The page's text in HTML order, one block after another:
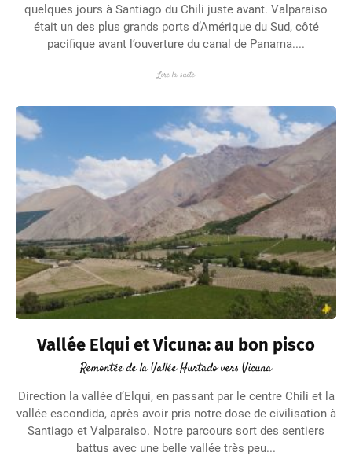
quelques jours à Santiago du Chili juste avant. Valparaiso
était un des plus grands ports d’Amérique du Sud, côté
pacifique avant l’ouverture du canal de Panama....
Lire la suite
Vallée Elqui et Vicuna: au bon pisco
Remontée de la Vallée Hurtado vers Vicuna
Direction la vallée d’Elqui, en passant par le centre Chili et la
vallée escondida, après avoir pris notre dose de civilisation à
Santiago et Valparaiso. Notre parcours sort des sentiers
battus avec une belle vallée très peu...